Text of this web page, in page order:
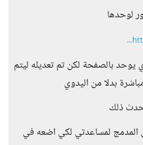
لوحدها
يوحد بالصفحة لكن تم تعديله ليتم
بدلا من اليدوي
حدث ذلك
المدمج لمساعدتي لكي اضعه في